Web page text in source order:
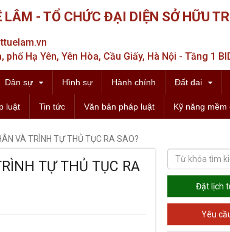
LÂM - TỔ CHỨC ĐẠI DIỆN SỞ HỮU
Hạ Yên, Yên Hòa, Cầu Giấy, Hà Nội - Tầng 1
Dân sự Hình sự Hành chính Đất đai
luật Tin tức Văn bản pháp luật Kỹ năng
VÀ TRÌNH TỰ THỦ TỤC RA SAO?
TỰ THỦ TỤC RA
Đặt lịch
Yêu